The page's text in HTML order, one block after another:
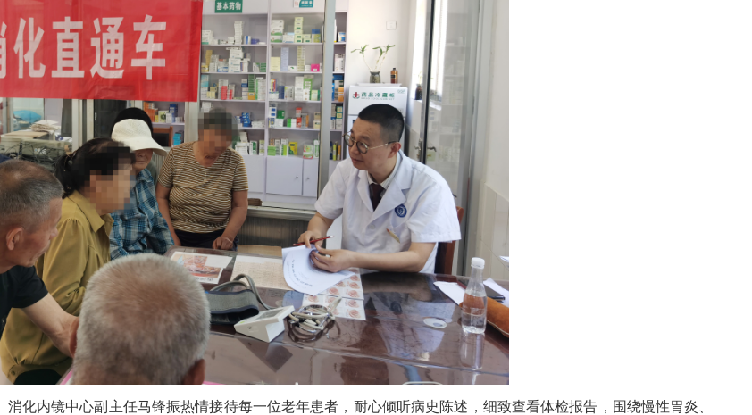
化内镜中心副主任马锋振热情接待每一位老年患者，耐心倾听病史陈述，细致查看体检报告，围绕慢性胃炎、